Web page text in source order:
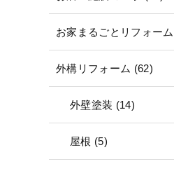
お家まるごとリフォー
外構リフォーム (62)
外壁塗装 (14)
屋根 (5)